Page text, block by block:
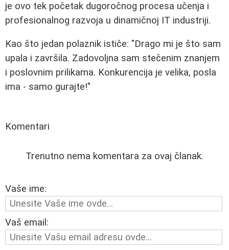
je ovo tek početak dugoročnog procesa učenja i
profesionalnog razvoja u dinamičnoj IT industriji.
Kao što jedan polaznik ističe: "Drago mi je što sam
upala i završila. Zadovoljna sam stečenim znanjem
i poslovnim prilikama. Konkurencija je velika, posla
ima - samo gurajte!"
Komentari
Trenutno nema komentara za ovaj članak.
Vaše ime:
Vaš email: